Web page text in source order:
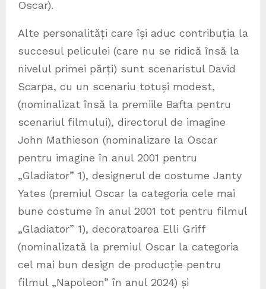
Oscar).
Alte personalități care își aduc contribuția la
succesul peliculei (care nu se ridică însă la
nivelul primei părți) sunt scenaristul David
Scarpa, cu un scenariu totuși modest,
(nominalizat însă la premiile Bafta pentru
scenariul filmului), directorul de imagine
John Mathieson (nominalizare la Oscar
pentru imagine în anul 2001 pentru
„Gladiator” 1), designerul de costume Janty
Yates (premiul Oscar la categoria cele mai
bune costume în anul 2001 tot pentru filmul
„Gladiator” 1), decoratoarea Elli Griff
(nominalizată la premiul Oscar la categoria
cel mai bun design de producție pentru
filmul „Napoleon” în anul 2024) și